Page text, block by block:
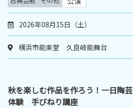
2026年08月15日（土）
横浜市能楽堂 久良岐能舞台
秋を楽しむ作品を作ろう！一日陶芸
体験 手びねり講座